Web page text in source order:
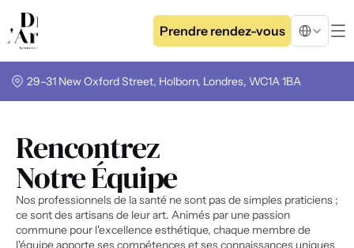
Prendre rendez-vous
Select
29–31 New Oxford Street, Holborn, Londres, WC1A 1BA
Rencontrez
Notre Équipe
Nos professionnels de la santé ne sont pas de simples praticiens ;
ce sont des artisans de leur art. Animés par une passion
commune pour l'excellence esthétique, chaque membre de
l'équipe apporte ses compétences et ses connaissances uniques